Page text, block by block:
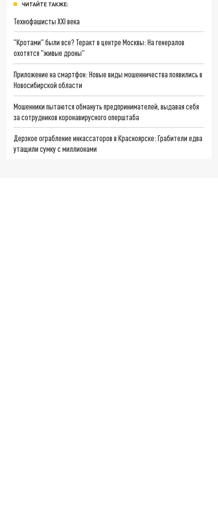
ЧИТАЙТЕ ТАКЖЕ:
Технофашисты XXI века
"Кротами" были все? Теракт в центре Москвы: На генералов
охотятся "живые дроны"
Приложение на смартфон: Новые виды мошенничества появились в
Новосибирской области
Мошенники пытаются обмануть предпринимателей, выдавая себя
за сотрудников коронавирусного оперштаба
Дерзкое ограбление инкассаторов в Красноярске: Грабители едва
утащили сумку с миллионами